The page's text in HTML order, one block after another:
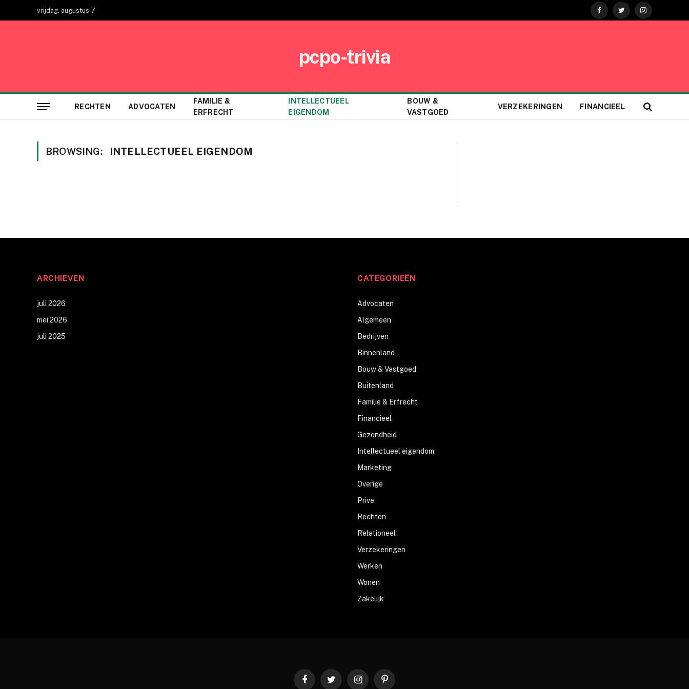
vrijdag, augustus 7
FacebookTwitterInstagram
pcpo-trivia
RECHTEN ADVOCATEN
FAMILIE &
ERFRECHT
INTELLECTUEEL
EIGENDOM
BOUW &
VASTGOED
VERZEKERINGEN FINANCIEEL
BROWSING: INTELLECTUEEL EIGENDOM
ARCHIEVEN
juli 2026
mei 2026
juli 2025
CATEGORIEËN
Advocaten
Algemeen
Bedrijven
Binnenland
Bouw & Vastgoed
Buitenland
Familie & Erfrecht
Financieel
Gezondheid
Intellectueel eigendom
Marketing
Overige
Prive
Rechten
Relationeel
Verzekeringen
Werken
Wonen
Zakelijk
FacebookTwitter InstagramPinterest